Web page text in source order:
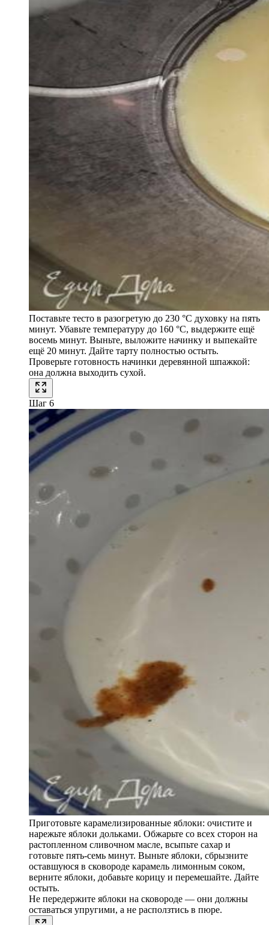
Поставьте тесто в разогретую до 230 °C духовку на пять
минут. Убавьте температуру до 160 °C, выдержите ещё
восемь минут. Выньте, выложите начинку и выпекайте
ещё 20 минут. Дайте тарту полностью остыть.
Проверьте готовность начинки деревянной шпажкой:
она должна выходить сухой.
Шаг 6
Приготовьте карамелизированные яблоки: очистите и
нарежьте яблоки дольками. Обжарьте со всех сторон на
растопленном сливочном масле, всыпьте сахар и
готовьте пять-семь минут. Выньте яблоки, сбрызните
оставшуюся в сковороде карамель лимонным соком,
верните яблоки, добавьте корицу и перемешайте. Дайте
остыть.
Не передержите яблоки на сковороде — они должны
оставаться упругими, а не расползтись в пюре.